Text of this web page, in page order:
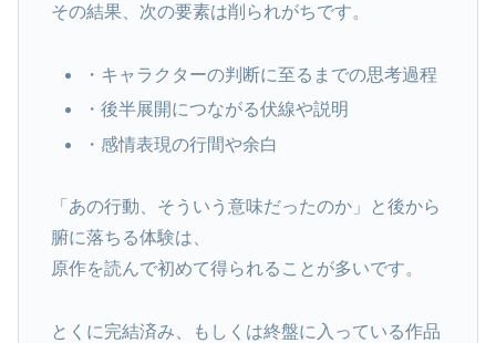
その結果、次の要素は削られがちです。
・キャラクターの判断に至るまでの思考過程
・後半展開につながる伏線や説明
・感情表現の行間や余白
「あの行動、そういう意味だったのか」と後から
腑に落ちる体験は、
原作を読んで初めて得られることが多いです。
とくに完結済み、もしくは終盤に入っている作品